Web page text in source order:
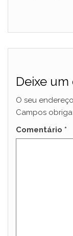
Deixe
O seu
Campos
Comentário *